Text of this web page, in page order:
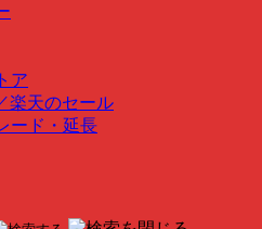
ア
楽天のセール
ード・延長